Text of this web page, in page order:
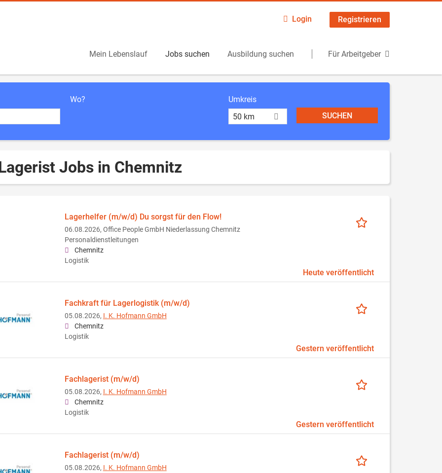
Login Registrieren
Mein Lebenslauf Jobs suchen Ausbildung suchen Für Arbeitgeber
Wo?
Umkreis
50 km
Jobs in Chemnitz
Lagerhelfer (m/w/d) Du sorgst für den Flow!
06.08.2026, Office People GmbH Niederlassung Chemnitz
Personaldienstleitungen
Chemnitz
Logistik
Heute veröffentlicht
Fachkraft für Lagerlogistik (m/w/d)
05.08.2026, I. K. Hofmann GmbH
Chemnitz
Logistik
Gestern veröffentlicht
Fachlagerist (m/w/d)
05.08.2026, I. K. Hofmann GmbH
Chemnitz
Logistik
Gestern veröffentlicht
Fachlagerist (m/w/d)
05.08.2026, I. K. Hofmann GmbH